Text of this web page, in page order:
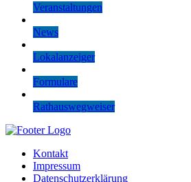
Veranstaltungen
News
Lokalanzeiger
Formulare
Rathauswegweiser
Kontakt
Impressum
Datenschutzerklärung